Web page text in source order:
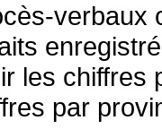
les chiffres
par